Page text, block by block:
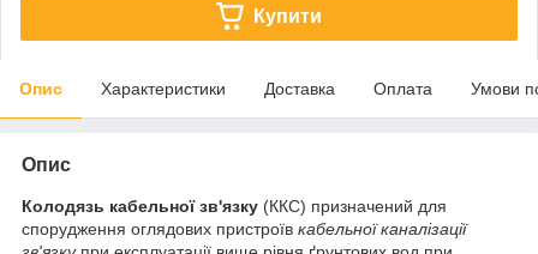
Купити
Опис Характеристики Доставка Оплата Умови
Опис
Колодязь кабельної зв'язку (ККС) призначений для
спорудження оглядових пристроїв кабельної каналізації